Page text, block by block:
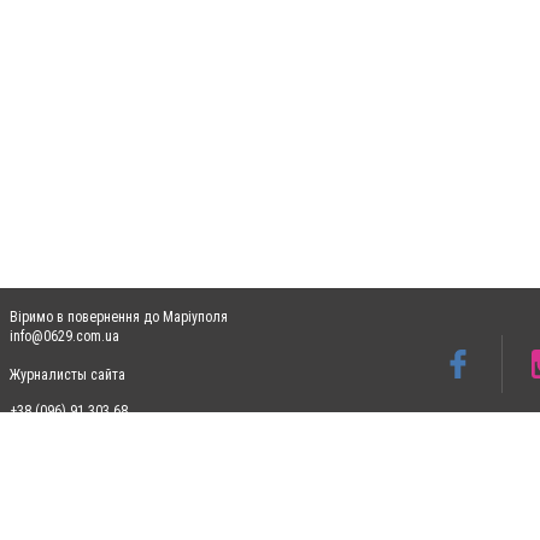
Віримо в повернення до Маріуполя
info@0629.com.ua
Журналисты сайта
+38 (096) 91 303 68